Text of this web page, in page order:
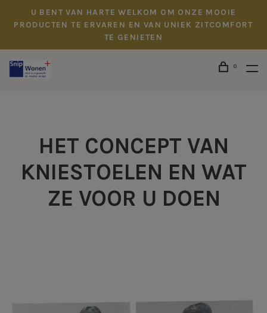
U BENT VAN HARTE WELKOM OM ONZE MOOIE
PRODUCTEN TE ERVAREN EN VAN UNIEK ZITCOMFORT
TE GENIETEN
0
HET CONCEPT VAN
KNIESTOELEN EN WAT
ZE VOOR U DOEN